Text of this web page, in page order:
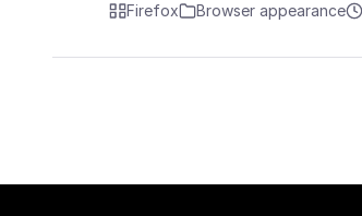
Firefox Browser appearance